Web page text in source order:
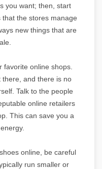
you want; then, start
the stores manage
new things that are
favorite online shops.
and there is no
Talk to the people
online retailers
This can save you a
online, be careful
run smaller or